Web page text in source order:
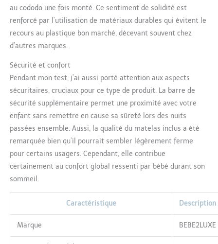
au cododo une fois monté. Ce sentiment de solidité est
renforcé par l’utilisation de matériaux durables qui évitent le
recours au plastique bon marché, décevant souvent chez
d’autres marques.
Sécurité et confort
Pendant mon test, j’ai aussi porté attention aux aspects
sécuritaires, cruciaux pour ce type de produit. La barre de
sécurité supplémentaire permet une proximité avec votre
enfant sans remettre en cause sa sûreté lors des nuits
passées ensemble. Aussi, la qualité du matelas inclus a été
remarquée bien qu’il pourrait sembler légèrement ferme
pour certains usagers. Cependant, elle contribue
certainement au confort global ressenti par bébé durant son
sommeil.
Caractéristique Description
Marque BEBE2LUXE